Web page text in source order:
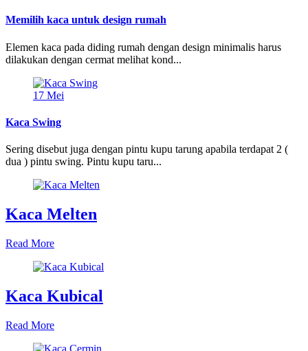
Memilih kaca untuk design rumah
Elemen kaca pada diding rumah dengan design minimalis harus
dilakukan dengan cermat melihat kond...
17 Mei
Kaca Swing
Sering disebut juga dengan pintu kupu tarung apabila terdapat 2 (
dua ) pintu swing. Pintu kupu taru...
Kaca Melten
Read More
Kaca Kubical
Read More